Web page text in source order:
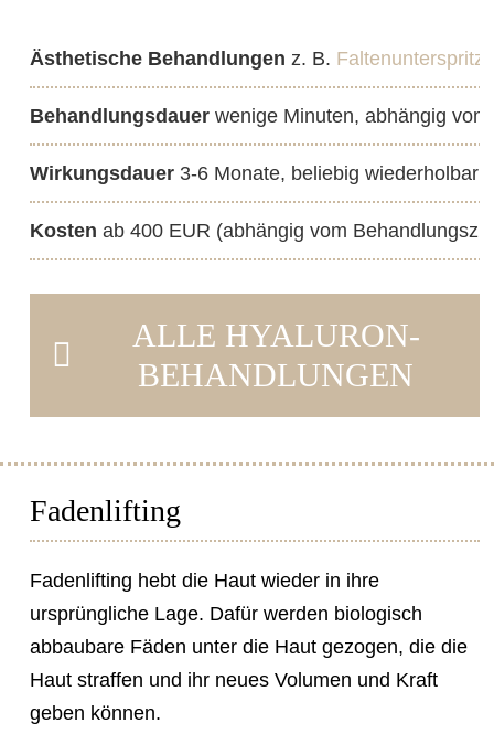
Ästhetische Behandlungen z. B.
Behandlungsdauerwenige Minuten, abhängig
Wirkungsdauer3-6 Monate, beliebig wiederholbar
Kosten ab 400 EUR (abhängig vom
ALLE HYALURON-
BEHANDLUNGEN
Fadenlifting
Fadenlifting hebt die Haut wieder in ihre
ursprüngliche Lage. Dafür werden biologisch
abbaubare Fäden unter die Haut gezogen, die die
Haut straffen und ihr neues Volumen und Kraft
geben können.